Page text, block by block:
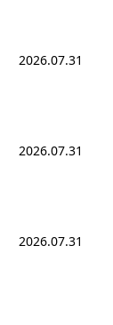
2026.07.31
2026.07.31
2026.07.31